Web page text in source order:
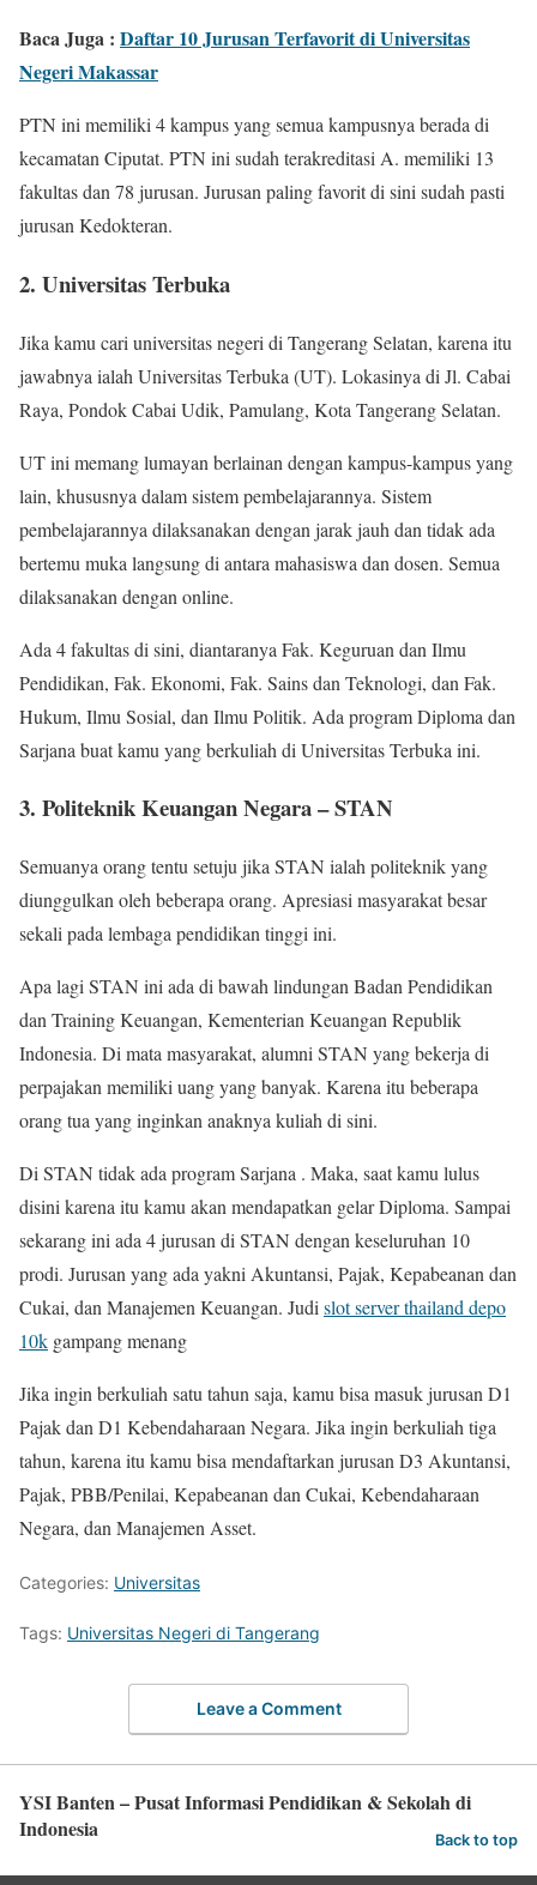
Baca Juga : Daftar 10 Jurusan Terfavorit di Universitas
Negeri Makassar
PTN ini memiliki 4 kampus yang semua kampusnya berada di
kecamatan Ciputat. PTN ini sudah terakreditasi A. memiliki 13
fakultas dan 78 jurusan. Jurusan paling favorit di sini sudah pasti
jurusan Kedokteran.
2. Universitas Terbuka
Jika kamu cari universitas negeri di Tangerang Selatan, karena itu
jawabnya ialah Universitas Terbuka (UT). Lokasinya di Jl. Cabai
Raya, Pondok Cabai Udik, Pamulang, Kota Tangerang Selatan.
UT ini memang lumayan berlainan dengan kampus-kampus yang
lain, khususnya dalam sistem pembelajarannya. Sistem
pembelajarannya dilaksanakan dengan jarak jauh dan tidak ada
bertemu muka langsung di antara mahasiswa dan dosen. Semua
dilaksanakan dengan online.
Ada 4 fakultas di sini, diantaranya Fak. Keguruan dan Ilmu
Pendidikan, Fak. Ekonomi, Fak. Sains dan Teknologi, dan Fak.
Hukum, Ilmu Sosial, dan Ilmu Politik. Ada program Diploma dan
Sarjana buat kamu yang berkuliah di Universitas Terbuka ini.
3. Politeknik Keuangan Negara – STAN
Semuanya orang tentu setuju jika STAN ialah politeknik yang
diunggulkan oleh beberapa orang. Apresiasi masyarakat besar
sekali pada lembaga pendidikan tinggi ini.
Apa lagi STAN ini ada di bawah lindungan Badan Pendidikan
dan Training Keuangan, Kementerian Keuangan Republik
Indonesia. Di mata masyarakat, alumni STAN yang bekerja di
perpajakan memiliki uang yang banyak. Karena itu beberapa
orang tua yang inginkan anaknya kuliah di sini.
Di STAN tidak ada program Sarjana . Maka, saat kamu lulus
disini karena itu kamu akan mendapatkan gelar Diploma. Sampai
sekarang ini ada 4 jurusan di STAN dengan keseluruhan 10
prodi. Jurusan yang ada yakni Akuntansi, Pajak, Kepabeanan dan
Cukai, dan Manajemen Keuangan. Judi slot server thailand depo
10k gampang menang
Jika ingin berkuliah satu tahun saja, kamu bisa masuk jurusan D1
Pajak dan D1 Kebendaharaan Negara. Jika ingin berkuliah tiga
tahun, karena itu kamu bisa mendaftarkan jurusan D3 Akuntansi,
Pajak, PBB/Penilai, Kepabeanan dan Cukai, Kebendaharaan
Negara, dan Manajemen Asset.
Categories: Universitas
Tags: Universitas Negeri di Tangerang
Leave a Comment
YSI Banten – Pusat Informasi Pendidikan & Sekolah di
Indonesia
Back to top